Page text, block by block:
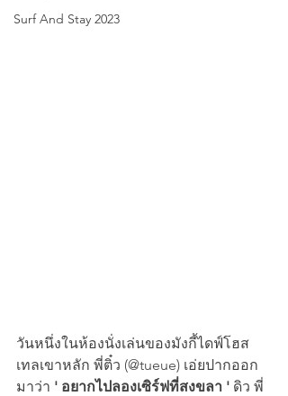
Surf And Stay 2023
วันหนึ่งในห้องนั่งเล่นของมังกี้ไดฟ์โฮส
เทลเขาหลัก พี่ติ๋ว (@tueue) เอ่ยปากออก
มาว่า ' อยากไปลองเซิร์ฟที่สงขลา ' ดิว พี่